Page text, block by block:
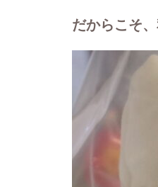
だからこそ